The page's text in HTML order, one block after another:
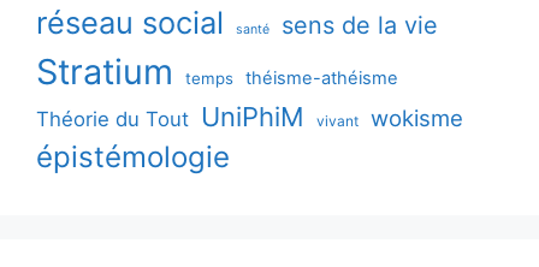
réseau social santé sens de la vie
Stratium temps théisme-athéisme
Théorie du Tout UniPhiM vivant wokisme
épistémologie